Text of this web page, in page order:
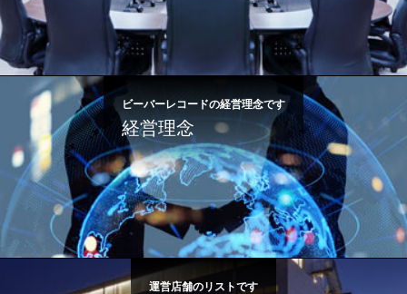
ビーバーレコードの経営理念です
経営理念
運営店舗のリストです